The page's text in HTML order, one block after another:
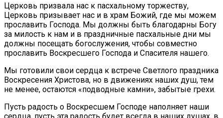
Церковь призвала нас к пасхальному торжеству,
Церковь призывает нас и в храм Божий, где мы можем
прославить Господа. Мы должны быть благодарны Богу
за милость к нам и в праздничные пасхальные дни мы
должны посещать богослужения, чтобы совместно
прославить Воскресшего Господа и Спасителя нашего.
Мы готовили свои сердца к встрече Светлого праздника
Воскресения Христова, но в движениях наших душ, тем
не менее, остаются «подводные камни», забытые грехи.
Пусть радость о Воскресшем Господе наполняет наши